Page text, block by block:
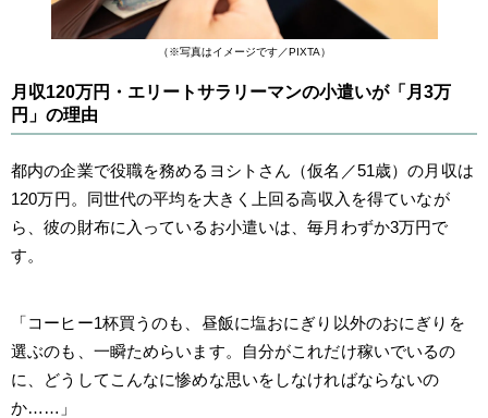
（※写真はイメージです／PIXTA）
月収120万円・エリートサラリーマンの小遣いが「月3万
円」の理由
都内の企業で役職を務めるヨシトさん（仮名／51歳）の月収は
120万円。同世代の平均を大きく上回る高収入を得ていなが
ら、彼の財布に入っているお小遣いは、毎月わずか3万円で
す。
「コーヒー1杯買うのも、昼飯に塩おにぎり以外のおにぎりを
選ぶのも、一瞬ためらいます。自分がこれだけ稼いでいるの
に、どうしてこんなに惨めな思いをしなければならないの
か……」